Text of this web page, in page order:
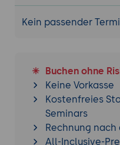
basierend auf
8. Cloud Contact
schnelle
Home-Office-
Sicherheit &
Konformität in
Act &
Kein passender
Buchen ohne
Keine Vorkasse
Kostenfreies
Seminars
Rechnung
All-Inclusive-